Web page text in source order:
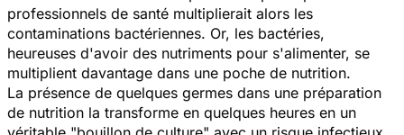
professionnels de santé multiplierait alors les
contaminations bactériennes. Or, les bactéries,
heureuses d'avoir des nutriments pour s'alimenter, se
multiplient davantage dans une poche de nutrition.
La présence de quelques germes dans une préparation
de nutrition la transforme en quelques heures en un